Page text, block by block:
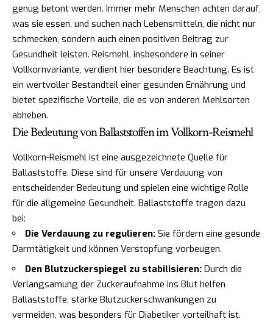
genug betont werden. Immer mehr Menschen achten darauf,
was sie essen, und suchen nach Lebensmitteln, die nicht nur
schmecken, sondern auch einen positiven Beitrag zur
Gesundheit leisten. Reismehl, insbesondere in seiner
Vollkornvariante, verdient hier besondere Beachtung. Es ist
ein wertvoller Bestandteil einer gesunden Ernährung und
bietet spezifische Vorteile, die es von anderen Mehlsorten
abheben.
Die Bedeutung von Ballaststoffen im Vollkorn-Reismehl
Vollkorn-Reismehl ist eine ausgezeichnete Quelle für
Ballaststoffe. Diese sind für unsere Verdauung von
entscheidender Bedeutung und spielen eine wichtige Rolle
für die allgemeine Gesundheit. Ballaststoffe tragen dazu
bei:
Die Verdauung zu regulieren: Sie fördern eine gesunde
Darmtätigkeit und können Verstopfung vorbeugen.
Den Blutzuckerspiegel zu stabilisieren: Durch die
Verlangsamung der Zuckeraufnahme ins Blut helfen
Ballaststoffe, starke Blutzuckerschwankungen zu
vermeiden, was besonders für Diabetiker vorteilhaft ist.